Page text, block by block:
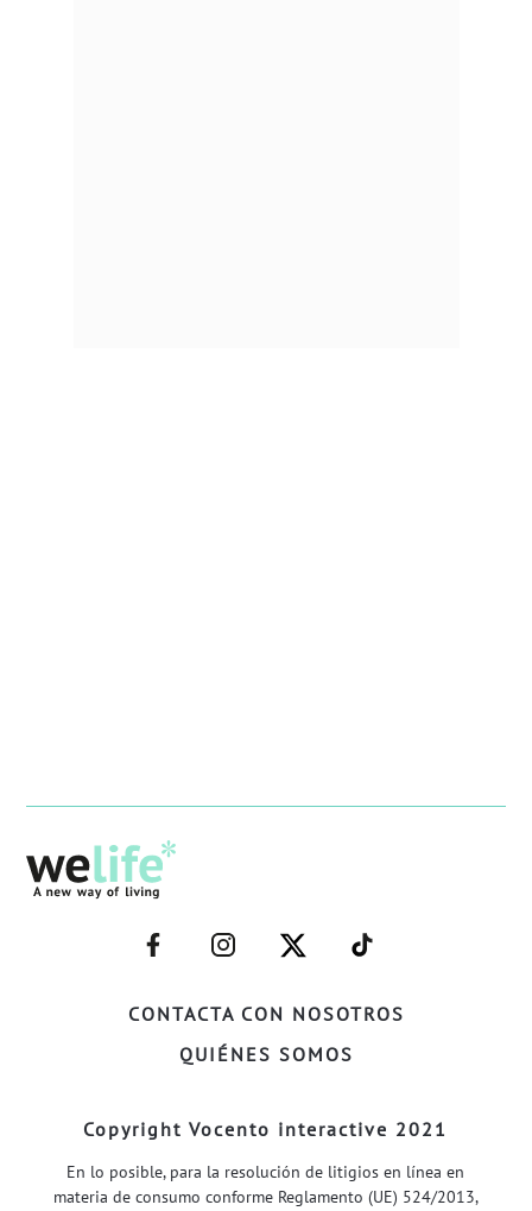
CONTACTA CON NOSOTROS
QUIÉNES SOMOS
–
FACEBOOK–
–
INSTAGRAM–
–
TWITTER–
–
WELIFE–
Copyright Vocento interactive 2021
En lo posible, para la resolución de litigios en línea en
materia de consumo conforme Reglamento (UE) 524/2013,